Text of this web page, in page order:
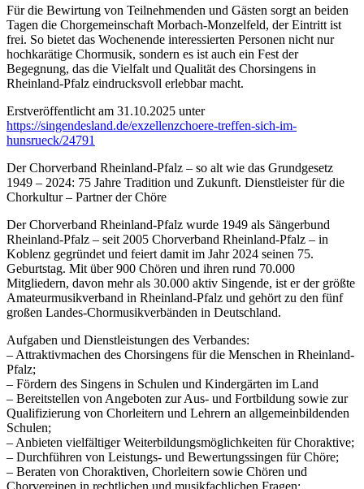
Für die Bewirtung von Teilnehmenden und Gästen sorgt an beiden
Tagen die Chorgemeinschaft Morbach-Monzelfeld, der Eintritt ist
frei. So bietet das Wochenende interessierten Personen nicht nur
hochkarätige Chormusik, sondern es ist auch ein Fest der
Begegnung, das die Vielfalt und Qualität des Chorsingens in
Rheinland-Pfalz eindrucksvoll erlebbar macht.
Erstveröffentlicht am 31.10.2025 unter
https://singendesland.de/exzellenzchoere-treffen-sich-im-
hunsrueck/24791
Der Chorverband Rheinland-Pfalz – so alt wie das Grundgesetz
1949 – 2024: 75 Jahre Tradition und Zukunft. Dienstleister für die
Chorkultur – Partner der Chöre
Der Chorverband Rheinland-Pfalz wurde 1949 als Sängerbund
Rheinland-Pfalz – seit 2005 Chorverband Rheinland-Pfalz – in
Koblenz gegründet und feiert damit im Jahr 2024 seinen 75.
Geburtstag. Mit über 900 Chören und ihren rund 70.000
Mitgliedern, davon mehr als 30.000 aktiv Singende, ist er der größte
Amateurmusikverband in Rheinland-Pfalz und gehört zu den fünf
großen Landes-Chormusikverbänden in Deutschland.
Aufgaben und Dienstleistungen des Verbandes:
– Attraktivmachen des Chorsingens für die Menschen in Rheinland-
Pfalz;
– Fördern des Singens in Schulen und Kindergärten im Land
– Bereitstellen von Angeboten zur Aus- und Fortbildung sowie zur
Qualifizierung von Chorleitern und Lehrern an allgemeinbildenden
Schulen;
– Anbieten vielfältiger Weiterbildungsmöglichkeiten für Choraktive;
– Durchführen von Leistungs- und Bewertungssingen für Chöre;
– Beraten von Choraktiven, Chorleitern sowie Chören und
Chorvereinen in rechtlichen und musikfachlichen Fragen;